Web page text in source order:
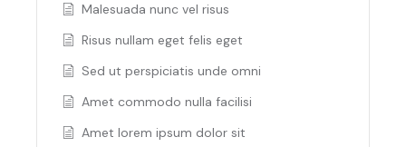
Malesuada nunc vel risus
Risus nullam eget felis eget
Sed ut perspiciatis unde omni
Amet commodo nulla facilisi
Amet lorem ipsum dolor sit